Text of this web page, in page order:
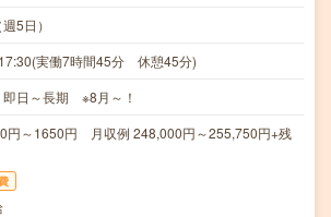
5日）
実働7時間45分 休憩45分)
即日～長期 ※8月～！
円～1650円 月収例 248,000円～255,750円+残